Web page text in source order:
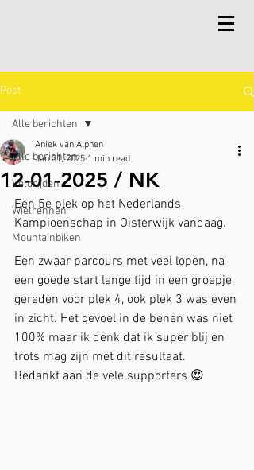
Post
Alle berichten
Veldrijden
Wielrennen
Mountainbiken
Alle berichten
12-01-2025 / NK
Aniek van Alphen
Jan 31, 2025 1 min read
Een 5e plek op het Nederlands
Kampioenschap in Oisterwijk vandaag.
Een zwaar parcours met veel lopen, na
een goede start lange tijd in een groepje
gereden voor plek 4, ook plek 3 was even
in zicht. Het gevoel in de benen was niet
100% maar ik denk dat ik super blij en
trots mag zijn met dit resultaat.
Bedankt aan de vele supporters 😍